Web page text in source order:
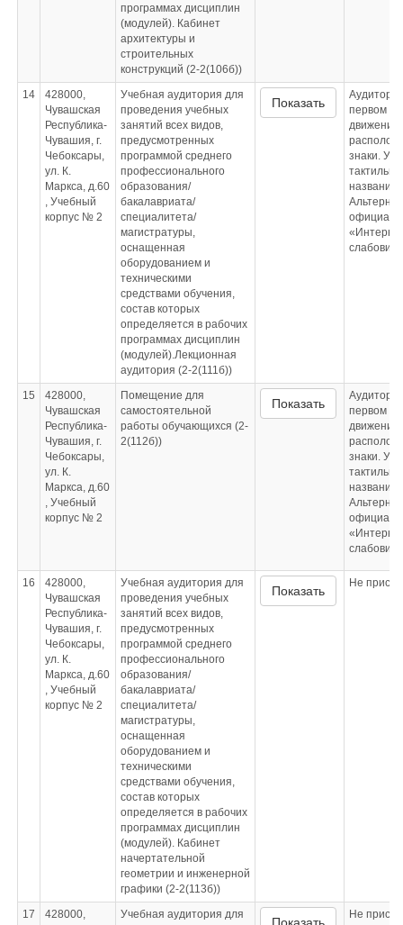
программах дисциплин
(модулей). Кабинет
архитектуры и
строительных
конструкций (2-2(106б))
14
428000,
Чувашская
Республика-
Чувашия, г.
Чебоксары,
ул. К.
Маркса, д.60
, Учебный
корпус № 2
Учебная аудитория для
проведения учебных
занятий всех видов,
предусмотренных
программой среднего
профессионального
образования/
бакалавриата/
специалитета/
магистратуры,
оснащенная
оборудованием и
техническими
средствами обучения,
состав которых
определяется в рабочих
программах дисциплин
(модулей).Лекционная
аудитория (2-2(111б))
Показать
первом
движения
знаки. У
15
428000,
Чувашская
Республика-
Чувашия, г.
Чебоксары,
ул. К.
Маркса, д.60
, Учебный
корпус № 2
Помещение для
самостоятельной
работы обучающихся (2-
2(112б))
Показать
первом
движения
знаки. У
16
428000,
Чувашская
Республика-
Чувашия, г.
Чебоксары,
ул. К.
Маркса, д.60
, Учебный
корпус № 2
Учебная аудитория для
проведения учебных
занятий всех видов,
предусмотренных
программой среднего
профессионального
образования/
бакалавриата/
специалитета/
магистратуры,
оснащенная
оборудованием и
техническими
средствами обучения,
состав которых
определяется в рабочих
программах дисциплин
(модулей). Кабинет
начертательной
геометрии и инженерной
графики (2-2(113б))
Показать
Не
17
428000,
Учебная аудитория для
Не